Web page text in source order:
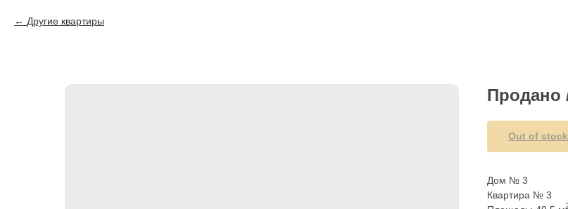
Другие квартиры
Продано
Out of stock
Дом № 3
Квартира № 3